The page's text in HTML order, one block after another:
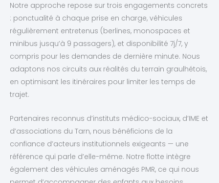
Notre approche repose sur trois engagements concrets
: ponctualité à chaque prise en charge, véhicules
régulièrement entretenus (berlines, monospaces et
minibus jusqu’à 9 passagers), et disponibilité 7j/7, y
compris pour les demandes de dernière minute. Nous
adaptons nos circuits aux réalités du terrain graulhétois,
en optimisant les itinéraires pour limiter les temps de
trajet.
Partenaires reconnus d’instituts médico-sociaux, d’IME et
d’associations du Tarn, nous bénéficions de la
confiance d’acteurs institutionnels exigeants — une
référence qui parle d’elle-même. Notre flotte intègre
également des véhicules aménagés PMR, ce qui nous